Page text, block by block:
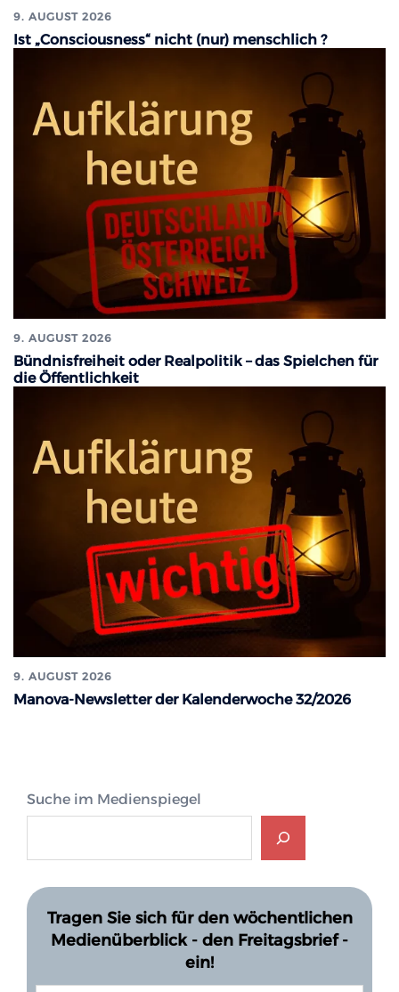
9. AUGUST 2026
Ist „Consciousness“ nicht (nur) menschlich ?
9. AUGUST 2026
Bündnisfreiheit oder Realpolitik – das Spielchen für
die Öffentlichkeit
9. AUGUST 2026
Manova-Newsletter der Kalenderwoche 32/2026
Suche im Medienspiegel
Tragen Sie sich für den wöchentlichen
Medienüberblick - den Freitagsbrief -
ein!